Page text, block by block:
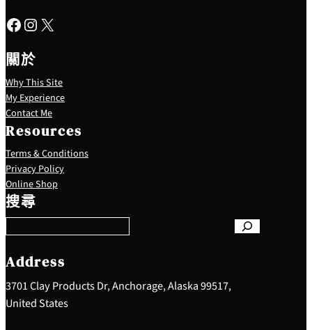
Facebook Instagram X
關於
Why This Site
My Experience
Contact Me
Resources
Terms & Conditions
Privacy Policy
Online Shop
搜尋
S
e
a
c
h
Address
3701 Clay Products Dr, Anchorage, Alaska 99517,
United States